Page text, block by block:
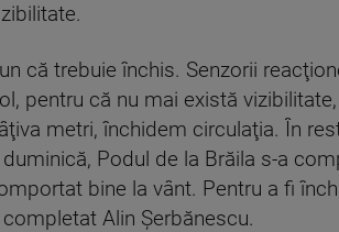
că trebuie închis. Senzorii
pentru că nu mai există
metri, închidem circulaţia. În
Podul de la Brăila s-a
bine la vânt. Pentru a fi
Alin Şerbănescu.